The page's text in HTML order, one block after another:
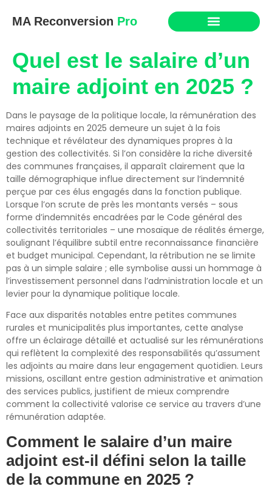
MA Reconversion Pro
Quel est le salaire d’un
maire adjoint en 2025 ?
Dans le paysage de la politique locale, la rémunération des
maires adjoints en 2025 demeure un sujet à la fois
technique et révélateur des dynamiques propres à la
gestion des collectivités. Si l’on considère la riche diversité
des communes françaises, il apparaît clairement que la
taille démographique influe directement sur l’indemnité
perçue par ces élus engagés dans la fonction publique.
Lorsque l’on scrute de près les montants versés – sous
forme d’indemnités encadrées par le Code général des
collectivités territoriales – une mosaïque de réalités émerge,
soulignant l’équilibre subtil entre reconnaissance financière
et budget municipal. Cependant, la rétribution ne se limite
pas à un simple salaire ; elle symbolise aussi un hommage à
l’investissement personnel dans l’administration locale et un
levier pour la dynamique politique locale.
Face aux disparités notables entre petites communes
rurales et municipalités plus importantes, cette analyse
offre un éclairage détaillé et actualisé sur les rémunérations
qui reflètent la complexité des responsabilités qu’assument
les adjoints au maire dans leur engagement quotidien. Leurs
missions, oscillant entre gestion administrative et animation
des services publics, justifient de mieux comprendre
comment la collectivité valorise ce service au travers d’une
rémunération adaptée.
Comment le salaire d’un maire
adjoint est-il défini selon la taille
de la commune en 2025 ?